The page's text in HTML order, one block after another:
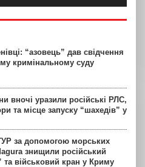
“азовець” дав свідчення
кримінальному суду
вночі уразили російські РЛС,
та місце запуску “шахедів” у
за допомогою морських
знищили російський
та військовий кран у Криму